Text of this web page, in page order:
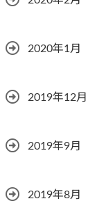
2020年1月
2019年12月
2019年9月
2019年8月